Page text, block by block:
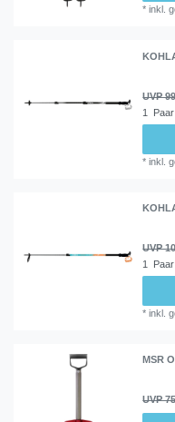
*inkl.
UVP
1 Paar
*inkl.
UVP
1 Paar
*inkl.
MSR
UVP